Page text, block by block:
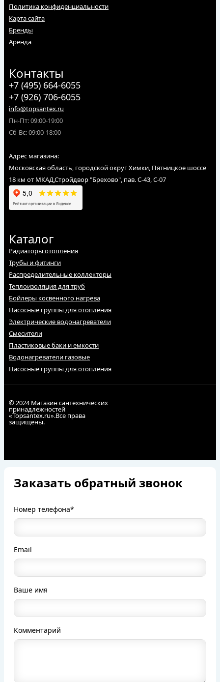
Политика конфиденциальности
Карта сайта
Бренды
Аренда
Контакты
+7 (495) 664-6055
+7 (926) 706-6055
info@topsantex.ru
Пн-Пт: 09:00-19:00
Сб-Вс: 09:00-18:00
Адрес магазина:
Московская область, городской округ Химки, Пятницкое шоссе
18 км от МКАД,Стройдвор "Брехово", пав. С-43, С-07
Каталог
Радиаторы отопления
Трубы и фитинги
Распределительные коллекторы
Теплоизоляция для труб
Бойлеры косвенного нагрева
Насосные группы для отопления
Электрические водонагреватели
Смесители
Пластиковые баки и емкости
Водонагреватели газовые
Насосные группы для отопления
© 2024 Магазин сантехнических
принадлежностей
«Topsantex.ru».Все права
защищены.
Заказать обратный звонок
Номер телефона*
Email
Ваше имя
Комментарий